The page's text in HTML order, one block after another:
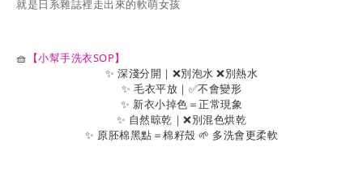
就是日系雜誌裡走出來的軟萌女孩
🧺 【小幫手洗衣SOP】
✨ 深淺分開｜❌別泡水 ❌別熱水
✨ 毛衣平放｜✅不會變形
✨ 新衣小掉色＝正常現象
✨ 自然晾乾｜❌別混色烘乾
✨ 原胚棉黑點＝棉籽殼 🌱 多洗會更柔軟